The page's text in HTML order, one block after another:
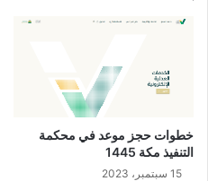
خطوات حجز موعد في محكمة
التنفيذ مكة 1445
15 سبتمبر، 2023